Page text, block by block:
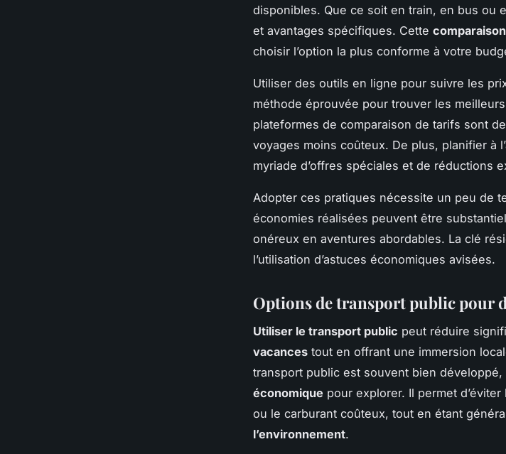
disponibles. Que ce soit en train, en bus ou
et avantages spécifiques. Cette
choisir l’option la plus conforme à votre
Utiliser des outils en ligne pour suivre les
méthode éprouvée pour trouver les
plateformes de comparaison de tarifs sont
voyages moins coûteux. De plus, planifier à
myriade d’offres spéciales et de réductions
Adopter ces pratiques nécessite un peu de
économies réalisées peuvent être
onéreux en aventures abordables. La clé
l’utilisation d’astuces économiques avisées.
Options de transport public pour
Utiliser le transport public peut réduire
vacances tout en offrant une immersion
transport public est souvent bien
économique pour explorer. Il permet
ou le carburant coûteux, tout en étant
l’environnement.